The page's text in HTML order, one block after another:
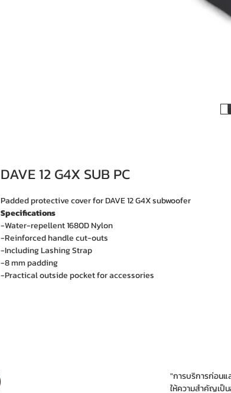
DAVE 12 G4X SUB PC
Padded protective cover for DAVE 12 G4X subwoofer
Specifications
-Water-repellent 1680D Nylon
-Reinforced handle cut-outs
-Including Lashing Strap
-8 mm padding
-Practical outside pocket for accessories
"การบริการก่อนแ
ให้ความสำคัญเป็